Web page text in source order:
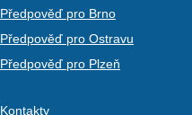
Předpověď pro Brno
Předpověď pro Ostravu
Předpověď pro Plzeň
Kontakty